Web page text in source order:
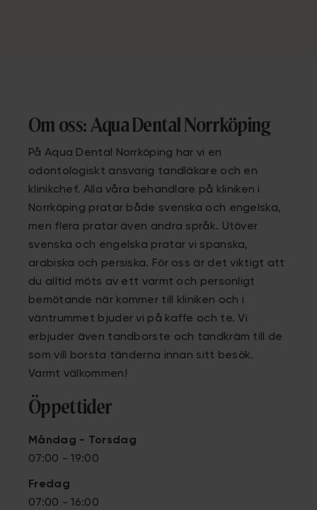
Om oss: Aqua Dental Norrköping
På Aqua Dental Norrköping har vi en
odontologiskt ansvarig tandläkare och en
klinikchef. Alla våra behandlare på kliniken i
Norrköping pratar både svenska och engelska,
men flera pratar även andra språk. Utöver
svenska och engelska pratar vi spanska,
arabiska och persiska. För oss är det viktigt att
du alltid möts av ett varmt och personligt
bemötande när kommer till kliniken och i
väntrummet bjuder vi på kaffe och te. Vi
erbjuder även tandborste och tandkräm till de
som vill borsta tänderna innan sitt besök.
Varmt välkommen!
Öppettider
Måndag - Torsdag
07:00 - 19:00
Fredag
07:00 - 16:00